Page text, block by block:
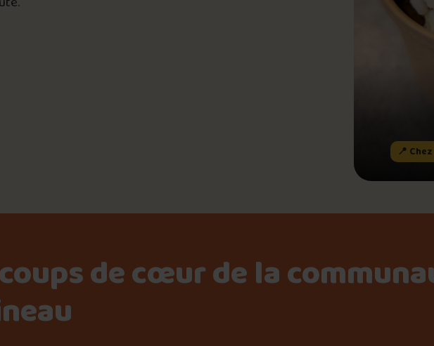
Le palmarès d’Olivier
Me connecter
📍 Chez Nicole Mets préparés santé et Bistro
de cœur de la